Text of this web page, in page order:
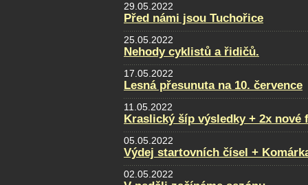
29.05.2022
Před námi jsou Tuchořice
25.05.2022
Nehody cyklistů a řidičů.
17.05.2022
Lesná přesunuta na 10. července
11.05.2022
Kraslický šíp výsledky + 2x nové
05.05.2022
Výdej startovních čísel +
02.05.2022